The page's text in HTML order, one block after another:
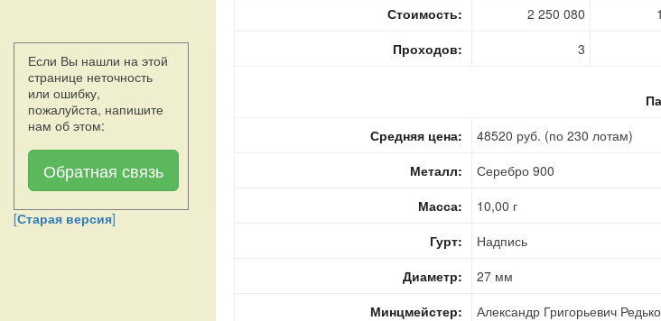
Если Вы нашли на этой
странице неточность
или ошибку,
пожалуйста, напишите
нам об этом:
Обратная связь
[Старая версия]
Стоимость:
2 250 080
Проходов:
3
Средняя цена:
48520 руб. (по 230 лотам)
Металл:
Серебро 900
Масса:
10,00 г
Гурт:
Надпись
Диаметр:
27 мм
Минцмейстер:
Александр Григорьевич